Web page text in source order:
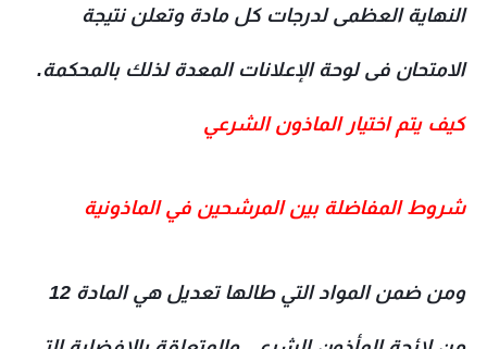
النهاية العظمى لدرجات كل مادة وتعلن نتيجة
الامتحان فى لوحة الإعلانات المعدة لذلك بالمحكمة.
كيف يتم اختيار الماذون الشرعي
شروط المفاضلة بين المرشحين في الماذونية
ومن ضمن المواد التي طالها تعديل هي المادة 12